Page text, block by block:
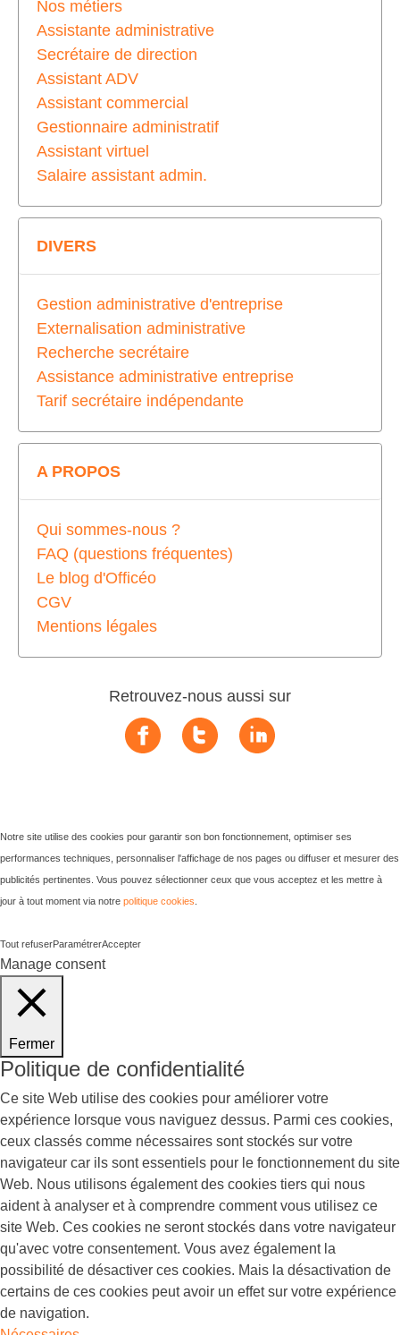
Nos métiers
Assistante administrative
Secrétaire de direction
Assistant ADV
Assistant commercial
Gestionnaire administratif
Assistant virtuel
Salaire assistant admin.
DIVERS
Gestion administrative d'entreprise
Externalisation administrative
Recherche secrétaire
Assistance administrative entreprise
Tarif secrétaire indépendante
A PROPOS
Qui sommes-nous ?
FAQ (questions fréquentes)
Le blog d'Officéo
CGV
Mentions légales
Retrouvez-nous aussi sur
Notre site utilise des cookies pour garantir son bon fonctionnement, optimiser ses
performances techniques, personnaliser l'affichage de nos pages ou diffuser et mesurer des
publicités pertinentes. Vous pouvez sélectionner ceux que vous acceptez et les mettre à
jour à tout moment via notre politique cookies
Tout refuserParamétrerAccepter
Manage consent
Fermer
Politique de confidentialité
Ce site Web utilise des cookies pour améliorer votre
expérience lorsque vous naviguez dessus. Parmi ces cookies,
ceux classés comme nécessaires sont stockés sur votre
navigateur car ils sont essentiels pour le fonctionnement du site
Web. Nous utilisons également des cookies tiers qui nous
aident à analyser et à comprendre comment vous utilisez ce
site Web. Ces cookies ne seront stockés dans votre navigateur
qu'avec votre consentement. Vous avez également la
possibilité de désactiver ces cookies. Mais la désactivation de
certains de ces cookies peut avoir un effet sur votre expérience
de navigation.